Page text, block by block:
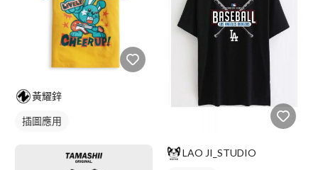
黃耀鋅
插圖應用
LAO JI_STUDIO